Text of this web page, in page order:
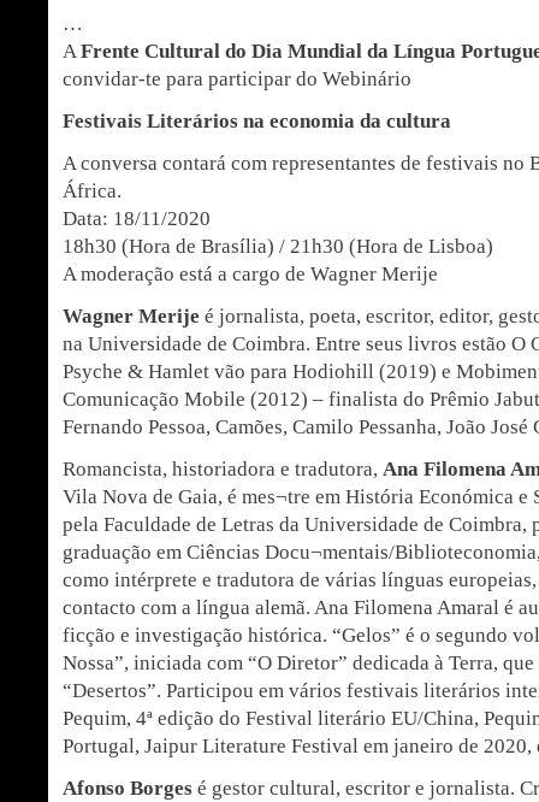
…
A Frente Cultural do Dia Mundial da Língua
convidar-te para participar do Webinário
Festivais Literários na economia da cultura
A conversa contará com representantes de festivais no
África.
Data: 18/11/2020
18h30 (Hora de Brasília) / 21h30 (Hora de Lisboa)
A moderação está a cargo de Wagner Merije
Wagner Merije é jornalista, poeta, escritor, editor,
na Universidade de Coimbra. Entre seus livros estão
Psyche & Hamlet vão para Hodiohill (2019) e
Comunicação Mobile (2012) – finalista do Prêmio
Fernando Pessoa, Camões, Camilo Pessanha, João
Romancista, historiadora e tradutora, Ana Filomena
Vila Nova de Gaia, é mes¬tre em História Económica e
pela Faculdade de Letras da Universidade de Coimbra,
graduação em Ciências Docu¬mentais/
como intérprete e tradutora de várias línguas
contacto com a língua alemã. Ana Filomena Amaral é
ficção e investigação histórica. “Gelos” é o segundo
Nossa”, iniciada com “O Diretor” dedicada à Terra,
“Desertos”. Participou em vários festivais literários
Pequim, 4ª edição do Festival literário EU/China,
Portugal, Jaipur Literature Festival em janeiro de 2020,
Afonso Borges é gestor cultural, escritor e jornalista.